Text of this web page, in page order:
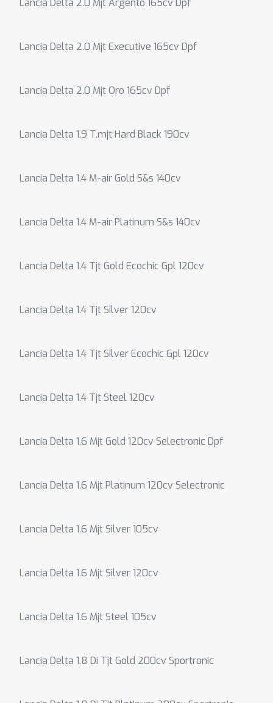
Lancia Delta 2.0 Mjt Argento 165cv Dpf
Lancia Delta 2.0 Mjt Executive 165cv Dpf
Lancia Delta 2.0 Mjt Oro 165cv Dpf
Lancia Delta 1.9 T.mjt Hard Black 190cv
Lancia Delta 1.4 M-air Gold S&s 140cv
Lancia Delta 1.4 M-air Platinum S&s 140cv
Lancia Delta 1.4 Tjt Gold Ecochic Gpl 120cv
Lancia Delta 1.4 Tjt Silver 120cv
Lancia Delta 1.4 Tjt Silver Ecochic Gpl 120cv
Lancia Delta 1.4 Tjt Steel 120cv
Lancia Delta 1.6 Mjt Gold 120cv Selectronic Dpf
Lancia Delta 1.6 Mjt Platinum 120cv Selectronic
Lancia Delta 1.6 Mjt Silver 105cv
Lancia Delta 1.6 Mjt Silver 120cv
Lancia Delta 1.6 Mjt Steel 105cv
Lancia Delta 1.8 Di Tjt Gold 200cv Sportronic